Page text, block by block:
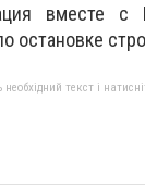
вместе
остановке
текст і